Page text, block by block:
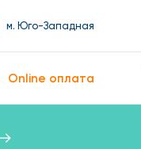
м. Юго-Западная
Online оплата